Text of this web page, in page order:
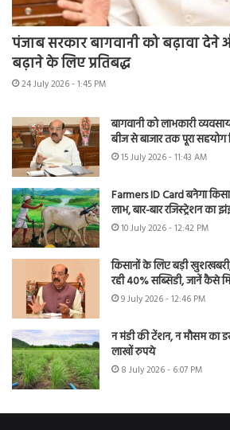
पंजाब सरकार बागवानी को बढ़ावा
बढ़ाने के लिए प्रतिबद्ध
24 July 2026 - 1:45 PM
बागवानी को लाभकारी
बीज से बाजार तक पूरा सहयोग
15 July 2026 - 11:43 AM
Farmers ID Card बनेगा
लाभ, बार-बार रजिस्ट्रेशन
10 July 2026 - 12:42 PM
किसानों के लिए बड़ी
रही 40% सब्सिडी, जानें कैसे
9 July 2026 - 12:46 PM
न मंडी की टेंशन, न मौसम का
लाखों रुपये
8 July 2026 - 6:07 PM